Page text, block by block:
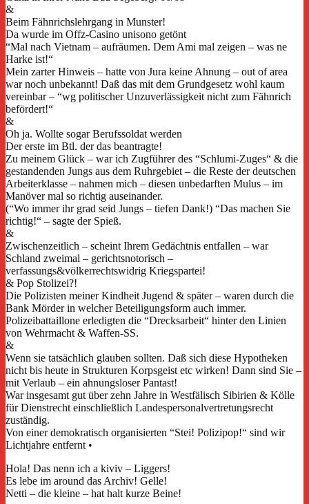
&
Beim Fähnrichslehrgang in Munster!
Da wurde im Offz-Casino unisono getönt
“Mal nach Vietnam – aufräumen. Dem Ami mal zeigen – was ne
Harke ist!“
Mein zarter Hinweis – hatte von Jura keine Ahnung – out of area
war noch unbekannt! Daß das mit dem Grundgesetz wohl kaum
vereinbar – “wg politischer Unzuverlässigkeit nicht zum Fähnrich
befördert!“
&
Oh ja. Wollte sogar Berufssoldat werden
Der erste im Btl. der das beantragte!
Zu meinem Glück – war ich Zugführer des “Schlumi-Zuges“ & die
gestandenden Jungs aus dem Ruhrgebiet – die Reste der deutschen
Arbeiterklasse – nahmen mich – diesen unbedarften Mulus – im
Manöver mal so richtig auseinander.
(“Wo immer ihr grad seid Jungs – tiefen Dank!) “Das machen Sie
richtig!“ – sagte der Spieß.
&
Zwischenzeitlich – scheint Ihrem Gedächtnis entfallen – war
Schland zweimal – gerichtsnotorisch –
verfassungs&völkerrechtswidrig Kriegspartei!
& Pop Stolizei?!
Die Polizisten meiner Kindheit Jugend & später – waren durch die
Bank Mörder in welcher Beteiligungsform auch immer.
Polizeibattaillone erledigten die “Drecksarbeit“ hinter den Linien
von Wehrmacht & Waffen-SS.
&
Wenn sie tatsächlich glauben sollten. Daß sich diese Hypotheken
nicht bis heute in Strukturen Korpsgeist etc wirken! Dann sind Sie –
mit Verlaub – ein ahnungsloser Pantast!
War insgesamt gut über zehn Jahre in Westfälisch Sibirien & Kölle
für Dienstrecht einschließlich Landespersonalvertretungsrecht
zuständig.
Von einer demokratisch organisierten “Stei! Polizipop!“ sind wir
Lichtjahre entfernt •
Hola! Das nenn ich a kiviv – Liggers!
Es lebe im around das Archiv! Gelle!
Netti – die kleine – hat halt kurze Beine!